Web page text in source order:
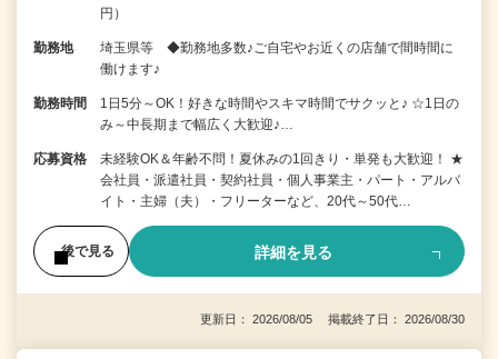
円）
勤務地
埼玉県等 ◆勤務地多数♪ご自宅やお近くの店舗で間時間に
働けます♪
勤務時間
1日5分～OK！好きな時間やスキマ時間でサクッと♪ ☆1日の
み～中長期まで幅広く大歓迎♪…
応募資格
未経験OK＆年齢不問！夏休みの1回きり・単発も大歓迎！ ★
会社員・派遣社員・契約社員・個人事業主・パート・アルバ
イト・主婦（夫）・フリーターなど、20代～50代…
後で見る 詳細を見る
更新日： 2026/08/05 掲載終了日： 2026/08/30